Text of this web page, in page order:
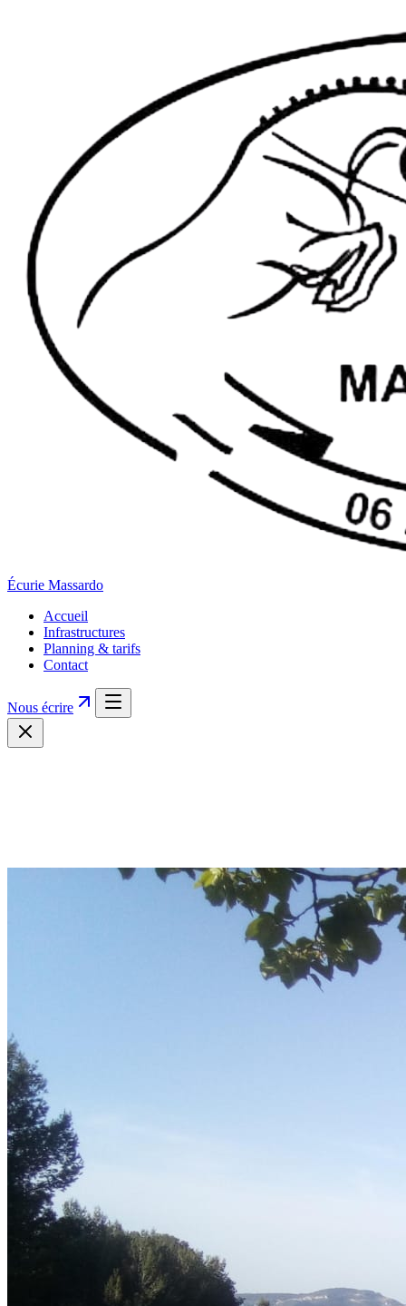
Écurie Massardo
Accueil
Infrastructures
Planning & tarifs
Contact
Nous écrire